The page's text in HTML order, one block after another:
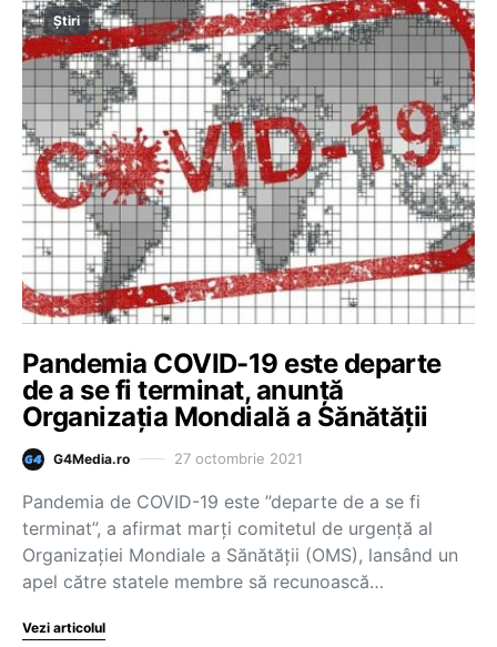
Știri
Pandemia COVID-19 este departe
de a se fi terminat, anunță
Organizația Mondială a Sănătății
G4Media.ro 27 octombrie 2021
Pandemia de COVID-19 este ”departe de a se fi
terminat”, a afirmat marţi comitetul de urgenţă al
Organizaţiei Mondiale a Sănătăţii (OMS), lansând un
apel către statele membre să recunoască…
Vezi articolul